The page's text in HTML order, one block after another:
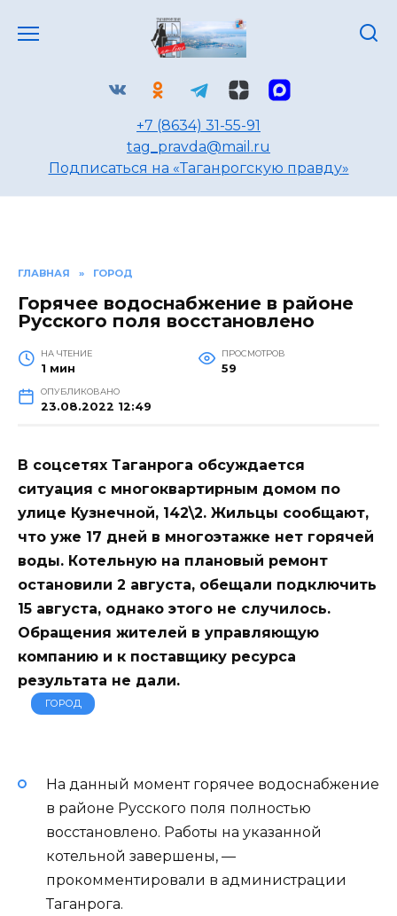
+7 (8634) 31-55-91
tag_pravda@mail.ru
Подписаться на «Таганрогскую правду»
ГЛАВНАЯ » ГОРОД
Горячее водоснабжение в районе
Русского поля восстановлено
НА ЧТЕНИЕ
1 мин
ПРОСМОТРОВ
59
ОПУБЛИКОВАНО
23.08.2022 12:49
В соцсетях Таганрога обсуждается
ситуация с многоквартирным домом по
улице Кузнечной, 142\2. Жильцы сообщают,
что уже 17 дней в многоэтажке нет горячей
воды. Котельную на плановый ремонт
остановили 2 августа, обещали подключить
15 августа, однако этого не случилось.
Обращения жителей в управляющую
компанию и к поставщику ресурса
результата не дали.
ГОРОД
На данный момент горячее водоснабжение
в районе Русского поля полностью
восстановлено. Работы на указанной
котельной завершены, —
прокомментировали в администрации
Таганрога.